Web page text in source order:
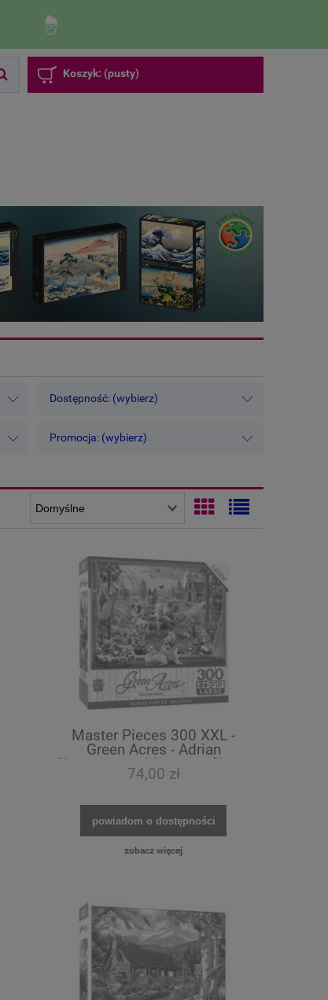
Koszyk: (pusty)
Dostępność: (wybierz)
Promocja: (wybierz)
Master Pieces 300 XXL -
Green Acres - Adrian
Chesterman, Afternoon Siesta
- EZ Grip
74,00 zł
powiadom o dostępności
zobacz więcej